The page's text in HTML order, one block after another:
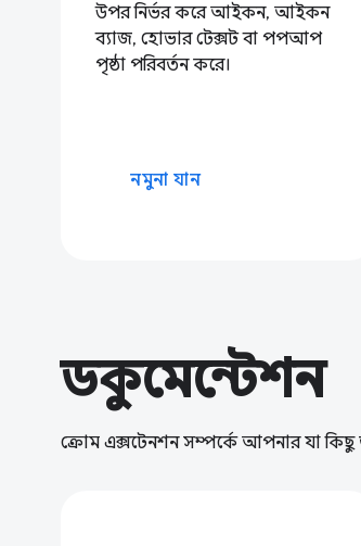
উপর নির্ভর করে আইকন, আইকন
ব্যাজ, হোভার টেক্সট বা পপআপ
পৃষ্ঠা পরিবর্তন করে।
নমুনা যান
ডকুমেন্টেশন
ক্রোম এক্সটেনশন সম্পর্কে আপনার যা